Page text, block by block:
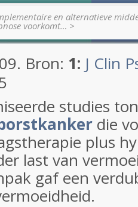
en alternatieve
voorkomt… >
Bron: 1: J Clin
studies
die
plus
last van
gaf een